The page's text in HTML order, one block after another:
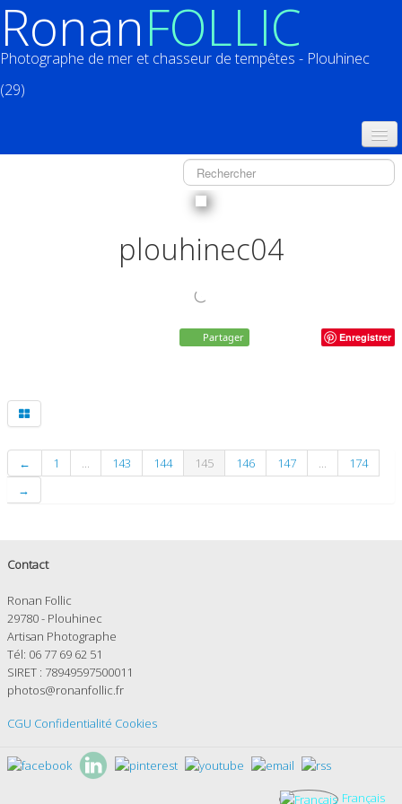
RonanFOLLIC
Photographe de mer et chasseur de tempêtes - Plouhinec
(29)
TIRAGES SUPPORTS HAUT DE GAMME
plouhinec04
Enregistrer
Partager
← 1 ... 143 144 145 146 147 ...
174
→
Contact
Ronan Follic
29780 - Plouhinec
Artisan Photographe
Tél: 06 77 69 62 51
SIRET : 78949597500011
photos@ronanfollic.fr
CGU Confidentialité Cookies
Français